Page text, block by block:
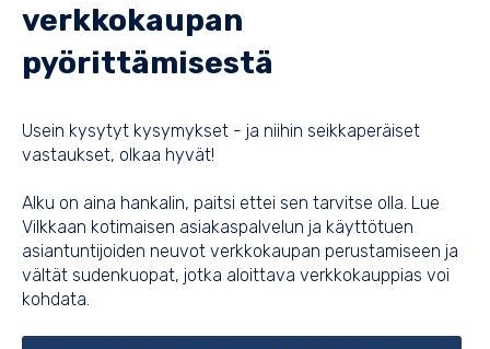
verkkokaupan
pyörittämisestä
Usein kysytyt kysymykset - ja niihin seikkaperäiset
vastaukset, olkaa hyvät!
Alku on aina hankalin, paitsi ettei sen tarvitse olla. Lue
Vilkkaan kotimaisen asiakaspalvelun ja käyttötuen
asiantuntijoiden neuvot verkkokaupan perustamiseen ja
vältät sudenkuopat, jotka aloittava verkkokauppias voi
kohdata.